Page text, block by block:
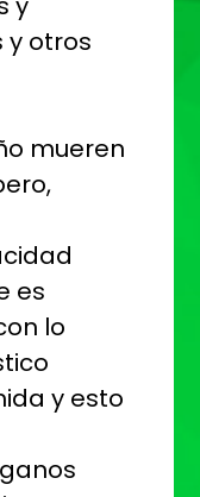
otros
mueren
es
lo
y esto